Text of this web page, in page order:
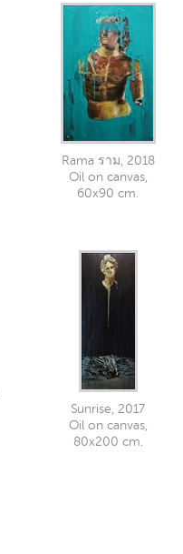
Rama ราม, 2018
Oil on canvas,
60x90 cm.
Sunrise, 2017
Oil on canvas,
80x200 cm.